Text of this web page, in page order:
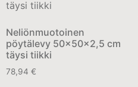
Neliönmuotoinen
pöytälevy 50x50x2,5 cm
täysi tiikki
78,94 €